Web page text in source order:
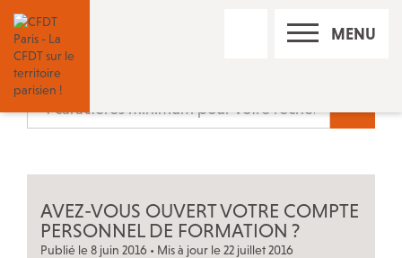
RECHERCHE MENU
Nos réseaux sociaux
Contact
AVEZ-VOUS OUVERT VOTRE COMPTE
PERSONNEL DE FORMATION ?
Publié le 8 juin 2016 • Mis à jour le 22 juillet 2016